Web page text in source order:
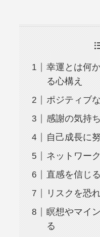
幸運とは何
る心構え
ポジティブ
感謝の気持
自己成長に
ネットワー
直感を信じる
リスクを恐
瞑想やマイ
る